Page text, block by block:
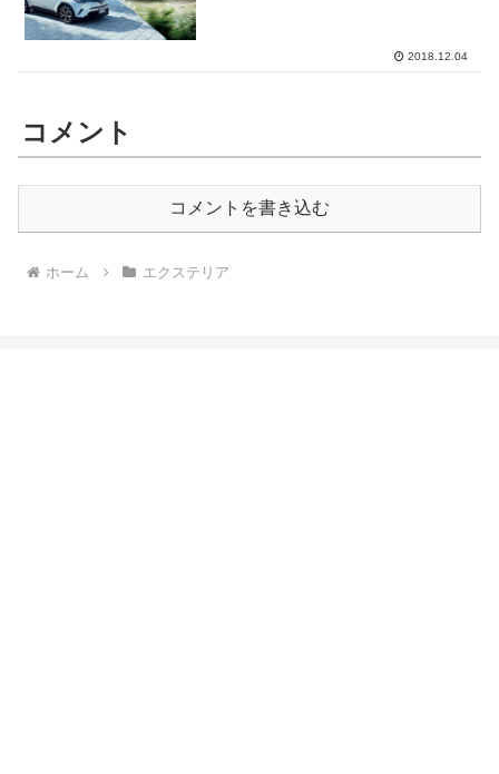
2018.12.04
コメント
コメントを書き込む
ホーム エクステリア